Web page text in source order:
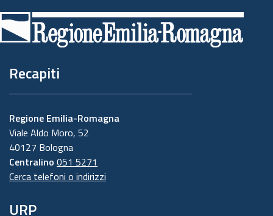
di
pagina
Recapiti
Regione Emilia-Romagna
Viale Aldo Moro, 52
40127 Bologna
Centralino 051 5271
Cerca telefoni o indirizzi
URP